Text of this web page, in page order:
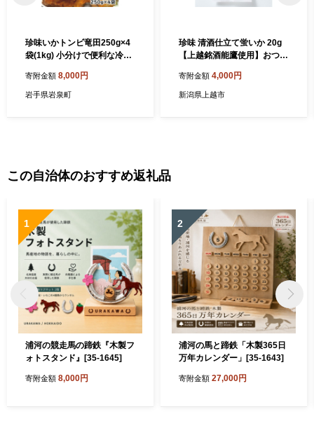
珍味いかトンビ竜田250g×4
袋(1kg) 小分けで便利な冷凍
寄附金額 8,000円
岩手県岩泉町
珍味 清酒仕立て蛍いか 20g
【上越銘酒能鷹使用】おつま
潟 上越 西沢珍味販売
寄附金額 4,000円
新潟県上越市
この自治体のおすすめ返礼品
1
浦河の競走馬の蹄鉄『木製フ
ォトスタンド』[35-1645]
寄附金額 8,000円
2
浦河の馬と蹄鉄「木製365日
万年カレンダー」[35-1643]
寄附金額 27,000円